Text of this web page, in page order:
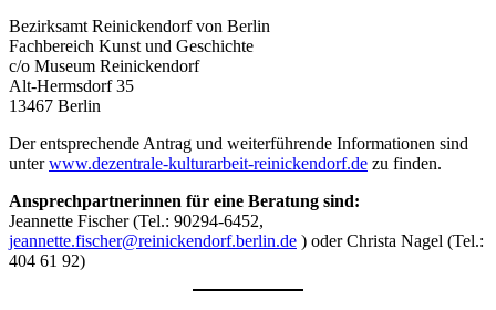
Bezirksamt Reinickendorf von Berlin
Fachbereich Kunst und Geschichte
c/o Museum Reinickendorf
Alt-Hermsdorf 35
13467 Berlin
Der entsprechende Antrag und weiterführende Informationen sind
unterwww.dezentrale-kulturarbeit-reinickendorf.de zu finden.
Ansprechpartnerinnen für eine Beratung sind:
Jeannette Fischer (Tel.: 90294-6452,
jeannette.fischer@reinickendorf.berlin.de ) oder Christa Nagel (Tel.:
404 61 92)